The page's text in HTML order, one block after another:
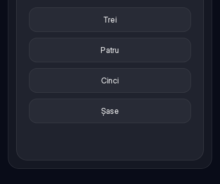
Trei
Patru
Cinci
Șase